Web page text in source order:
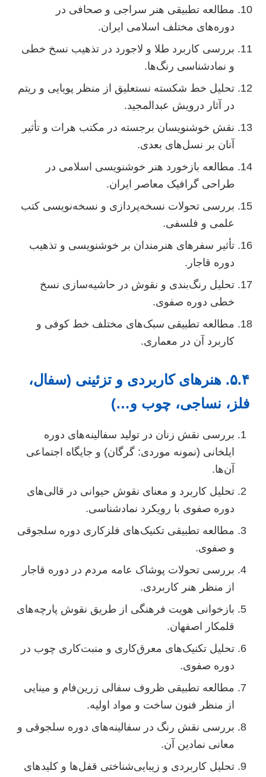
مطالعه تطبیقی هنر سراجی و صحافی در
دوره‌های مختلف اسلامی ایران.
بررسی کاربرد طلا و لاجورد در تذهیب نسخ خطی
و نمادشناسی رنگ‌ها.
تحلیل خط شکسته نستعلیق از منظر پویایی و ریتم
در آثار درویش عبدالمجید.
نقش خوشنویسان برجسته در مکتب هرات و تأثیر
آنان بر نسل‌های بعدی.
مطالعه بازخورد هنر خوشنویسی اسلامی در
طراحی گرافیک معاصر ایران.
بررسی تحولات نسخه‌پردازی و نسخه‌نویسی کتب
علمی و فلسفی.
تأثیر سفرهای هنرمندان بر خوشنویسی و تذهیب
دوره قاجار.
تحلیل رنگ‌بندی و نقوش در حاشیه‌سازی نسخ
خطی دوره صفوی.
مطالعه تطبیقی سبک‌های مختلف خط کوفی و
کاربرد آن در معماری.
۵.۴. هنرهای کاربردی و تزئینی (سفال،
نساجی، چوب و…)
بررسی نقش زنان در تولید سفالینه‌های دوره
ایلخانی (نمونه موردی: گرگان) و جایگاه اجتماعی
آن‌ها.
تحلیل کاربرد و معنای نقوش حیوانی در قالی‌های
دوره صفوی با رویکرد نمادشناسی.
مطالعه تطبیقی تکنیک‌های فلزکاری دوره سلجوقی
و صفوی.
بررسی تحولات پوشاک عامه مردم در دوره قاجار
از منظر هنر کاربردی.
بازخوانی هویت فرهنگی از طریق نقوش پارچه‌های
قلمکار اصفهان.
تحلیل تکنیک‌های معرق‌کاری و منبت‌کاری چوب در
دوره صفوی.
مطالعه تطبیقی ظروف سفالی زرین‌فام و مینایی
از منظر فنون ساخت و مواد اولیه.
بررسی نقش رنگ در سفالینه‌های دوره سلجوقی و
معانی نمادین آن.
تحلیل کاربردی و زیبایی‌شناختی قفل‌ها و کلیدهای